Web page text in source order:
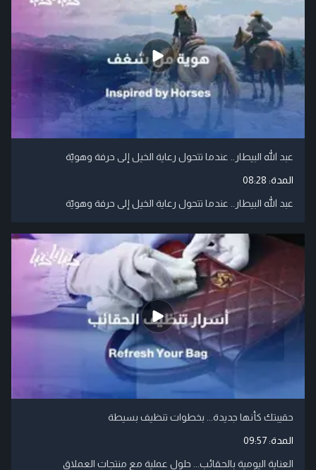
عبد الله البيطار.. عندما تتحول رعاية الخيل إلى حرفة وهويّة
المدة: 08:28
عبد الله البيطار.. عندما تتحول رعاية الخيل إلى حرفة وهويّة
حقيبتك كأنها جديدة... بخطوات تنظيف بسيطة
المدة:09:57
العناية اليومية بالحقائب... حلول عملية مع منتجات العملاق